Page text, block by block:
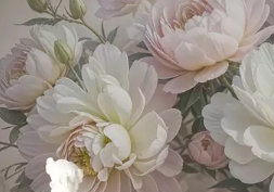
Преміум
1066640грн /м²
Преміум Вініл
1216730грн /м²